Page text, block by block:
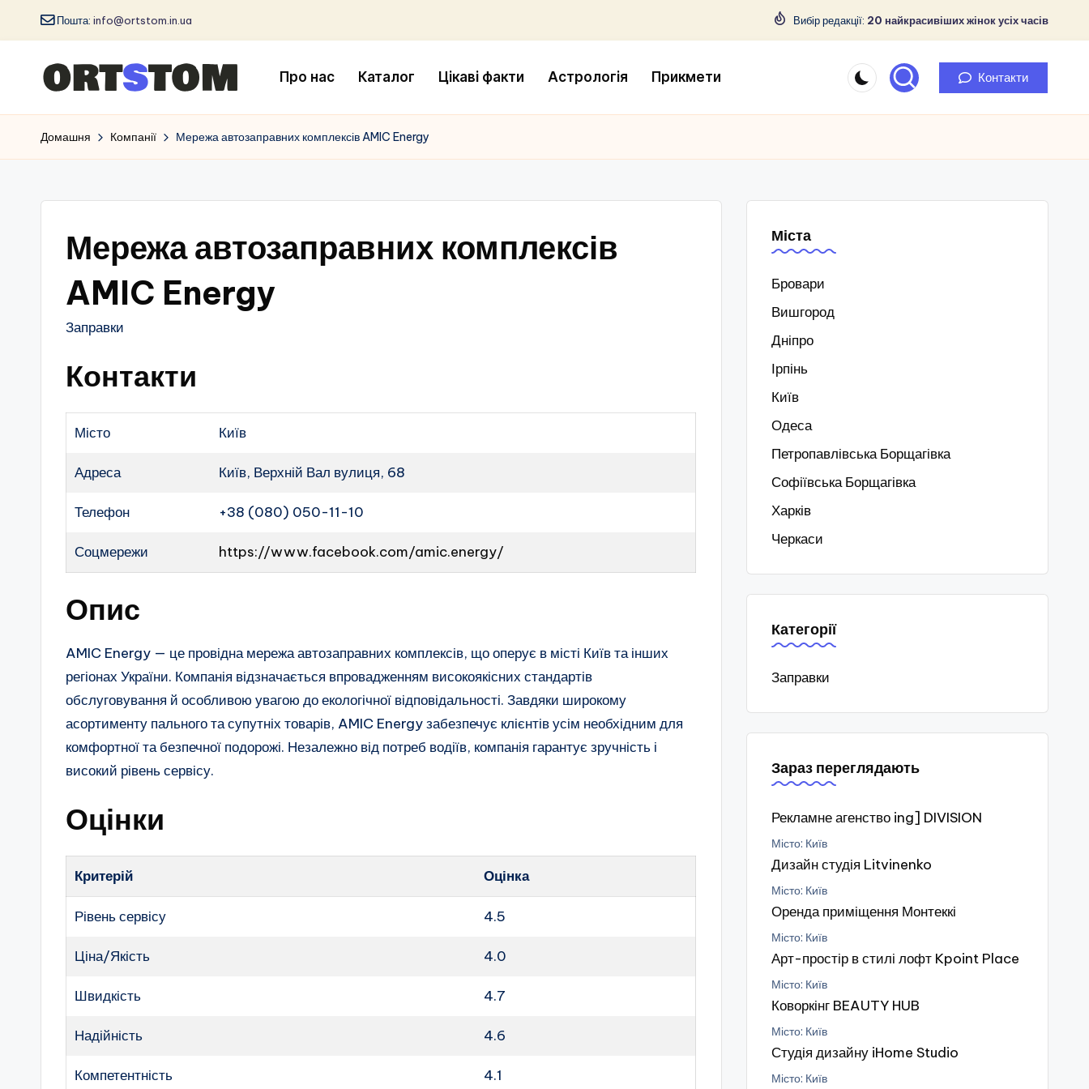
Пошта: info@ortstom.in.ua Вибір редакції: 20 найкрасивіших жінок усіх часів
Про нас Каталог Цікаві факти Астрологія Прикмети Контакти
Домашня Компанії Мережа автозаправних комплексів AMIC Energy
Мережа автозаправних комплексів
AMIC Energy
Заправки
Контакти
Місто Київ
Адреса Київ, Верхній Вал вулиця, 68
Телефон +38 (080) 050-11-10
Соцмережи https://www.facebook.com/amic.energy/
Опис
AMIC Energy — це провідна мережа автозаправних комплексів, що оперує в місті Київ та інших
регіонах України. Компанія відзначається впровадженням високоякісних стандартів
обслуговування й особливою увагою до екологічної відповідальності. Завдяки широкому
асортименту пального та супутніх товарів, AMIC Energy забезпечує клієнтів усім необхідним для
комфортної та безпечної подорожі. Незалежно від потреб водіїв, компанія гарантує зручність і
високий рівень сервісу.
Оцінки
Критерій Оцінка
Рівень сервісу 4.5
Ціна/Якість 4.0
Швидкість 4.7
Надійність 4.6
Компетентність 4.1
Міста
Бровари
Вишгород
Дніпро
Ірпінь
Київ
Одеса
Петропавлівська Борщагівка
Софіївська Борщагівка
Харків
Черкаси
Категорії
Заправки
Зараз переглядають
Рекламне агенство ing] DIVISION
Місто: Київ
Дизайн студія Litvinenko
Місто: Київ
Оренда приміщення Монтеккі
Місто: Київ
Арт-простір в стилі лофт Kpoint Place
Місто: Київ
Коворкінг BEAUTY HUB
Місто: Київ
Студія дизайну iHome Studio
Місто: Київ